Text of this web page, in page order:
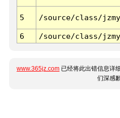
5 /source/class/
6 /source/class/
www.365jz.com 已经将此出错信息详
们深感